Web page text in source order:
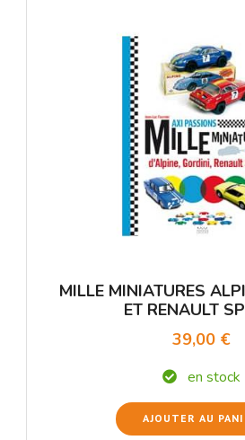
MILLE MINIATURES
ET RENAULT
39,00 €
en stock
AJOUTER AU